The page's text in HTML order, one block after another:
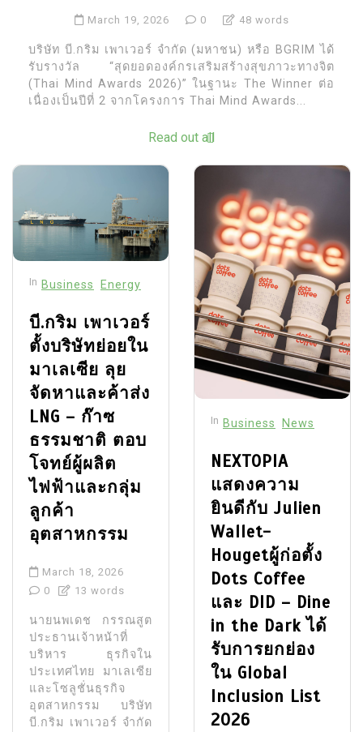
March 19, 2026 0 48 words
บริษัท บี.กริม เพาเวอร์ จำกัด (มหาชน) หรือ BGRIM ได้
รับรางวัล “สุดยอดองค์กรเสริมสร้างสุขภาวะทางจิต
(Thai Mind Awards 2026)” ในฐานะ The Winner ต่อ
เนื่องเป็นปีที่ 2 จากโครงการ Thai Mind Awards...
Read out all
In Business Energy
บี.กริม เพาเวอร์
ตั้งบริษัทย่อยใน
มาเลเซีย ลุย
จัดหาและค้าส่ง
LNG – ก๊าซ
ธรรมชาติ ตอบ
โจทย์ผู้ผลิต
ไฟฟ้าและกลุ่ม
ลูกค้า
อุตสาหกรรม
March 18, 2026
0
13 words
นายนพเดช กรรณสูต
ประธานเจ้าหน้าที่
บริหาร ธุรกิจใน
ประเทศไทย มาเลเซีย
และโซลูชั่นธุรกิจ
อุตสาหกรรม บริษัท
บี.กริม เพาเวอร์ จำกัด
In Business News
NEXTOPIA
แสดงความ
ยินดีกับ Julien
Wallet-
Hougetผู้ก่อตั้ง
Dots Coffee
และ DID – Dine
in the Dark ได้
รับการยกย่อง
ใน Global
Inclusion List
2026